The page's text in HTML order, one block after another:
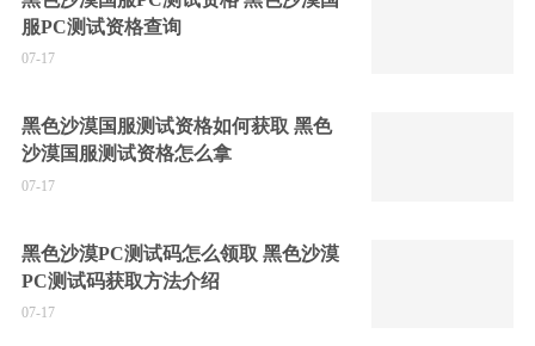
服PC测试资格查询
07-17
黑色沙漠国服测试资格如何获取 黑色
沙漠国服测试资格怎么拿
07-17
黑色沙漠PC测试码怎么领取 黑色沙漠
PC测试码获取方法介绍
07-17